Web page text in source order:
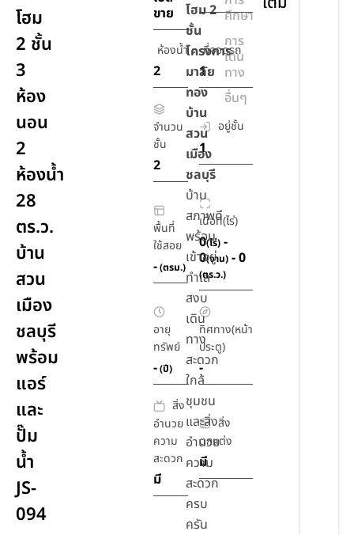
โฮม
2 ชั้น
3
ห้อง
นอน
2
ห้องน้ำ
28
ตร.ว.
บ้าน
สวน
เมือง
ชลบุรี
พร้อม
แอร์
และ
ปั๊ม
น้ำ
JS-
094
ขาย
ห้องน้ำ
2
ที่จอดรถ
1
จำนวน
ชั้น
2
อยู่ชั้น
1
พื้นที่
ใช้สอย
-(ตรม.)
เนื้อที่(ไร่)
0(ไร่) -
0(งาน) - 0
(ตร.ว.)
อายุ
ทรัพย์
-(ปี)
ทิศทาง(หน้า
ประตู)
-
สิ่ง
อำนวย
ความ
สะดวก
มี
สิ่ง
ตกแต่ง
มี
โฮม 2
ชั้น
โครงการ
มาลัย
ทอง
บ้าน
สวน
เมือง
ชลบุรี
บ้าน
สภาพดี
พร้อม
เข้าอยู่
ทำเล
สงบ
เดิน
ทาง
สะดวก
ใกล้
ชุมชน
และสิ่ง
อำนวย
ความ
สะดวก
ครบ
ครัน
ศึกษา
การ
เดิน
ทาง
อื่นๆ